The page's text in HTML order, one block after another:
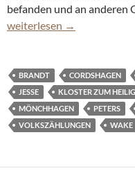
befanden und an anderen
Bauern in Vogtshagen 1666
weiterlesen →
BRANDT CORDSHAGEN
JESSE
KLOSTER ZUM
MÖNCHHAGEN
PETERS
VOLKSZÄHLUNGEN
WAKE